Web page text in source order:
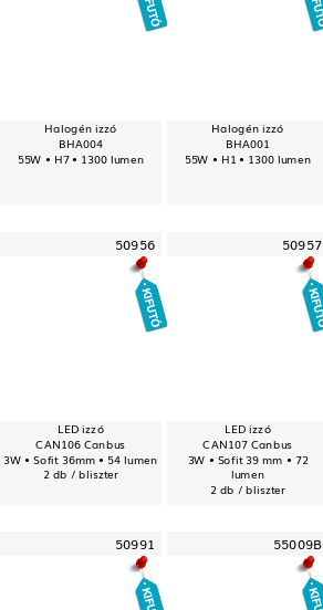
Halogén izzó
BHA004
55W • H7 • 1300 lumen
Halogén izzó
BHA001
55W • H1 • 1300 lumen
50956
LED izzó
CAN106 Canbus
3W • Sofit 36mm • 54 lumen
2 db / bliszter
50957
LED izzó
CAN107 Canbus
3W • Sofit 39 mm • 72
lumen
2 db / bliszter
50991 55009B